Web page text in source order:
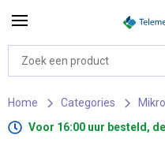
Home Categories
Voor 16:00 uur besteld,